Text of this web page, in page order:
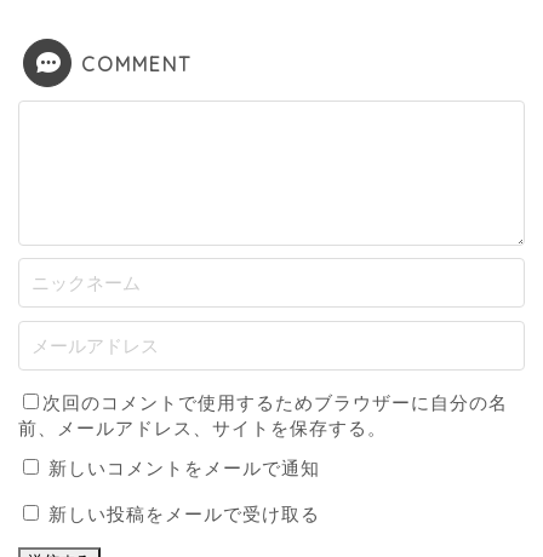
COMMENT
次回のコメントで使用するためブラウザーに自分の名
前、メールアドレス、サイトを保存する。
新しいコメントをメールで通知
新しい投稿をメールで受け取る